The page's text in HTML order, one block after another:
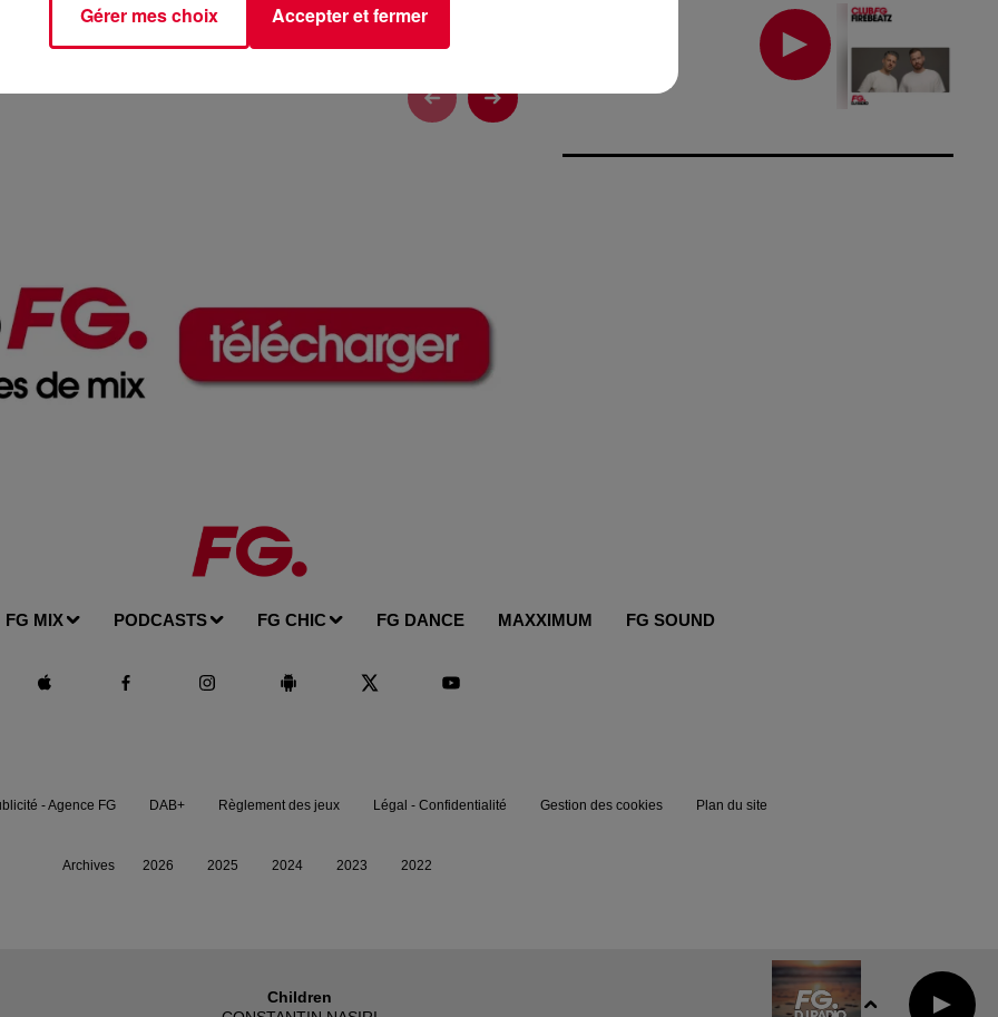
FG MIX PODCASTS FG CHIC FG DANCE MAXXIMUM FG SOUND
Children
- Agence FG DAB+ Règlement des jeux Légal - Confidentialité Gestion des cookies Plan du site
Archives 2026 2025 2024 2023 2022
Gérer mes choix Accepter et fermer